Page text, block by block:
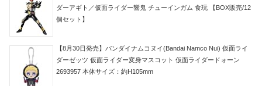
ダーアギト／仮面ライダー響鬼 チューインガム 食玩 【BOX販売/12
個セット】
【8月30日発売】バンダイナムコヌイ(Bandai Namco Nui) 仮面ライ
ダーゼッツ 仮面ライダー変身マスコット 仮面ライダードォーン
2693957 本体サイズ：約H105mm